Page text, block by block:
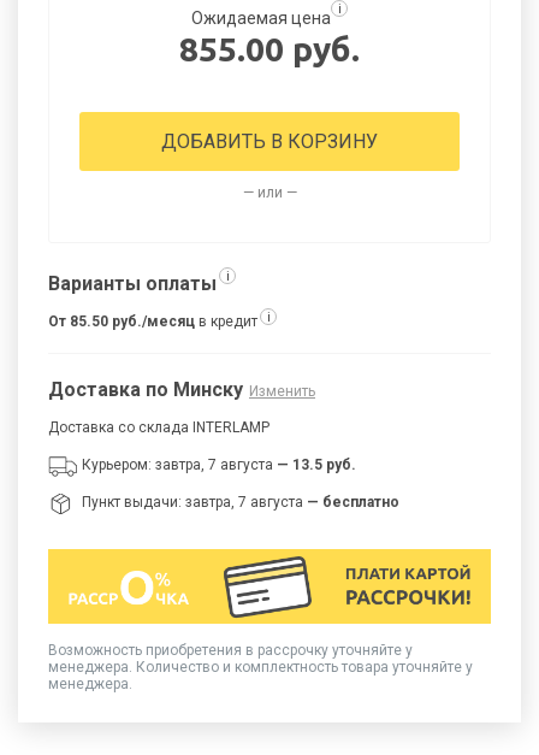
Ожидаемая цена i
855.00 руб.
ДОБАВИТЬ В КОРЗИНУ
— или —
Варианты оплаты i
От 85.50 руб./месяц в кредит i
Доставка по Минску Изменить
Доставка со склада INTERLAMP
Курьером: завтра, 7 августа — 13.5 руб.
Пункт выдачи: завтра, 7 августа — бесплатно
Возможность приобретения в рассрочку уточняйте у
менеджера. Количество и комплектность товара уточняйте у
менеджера.